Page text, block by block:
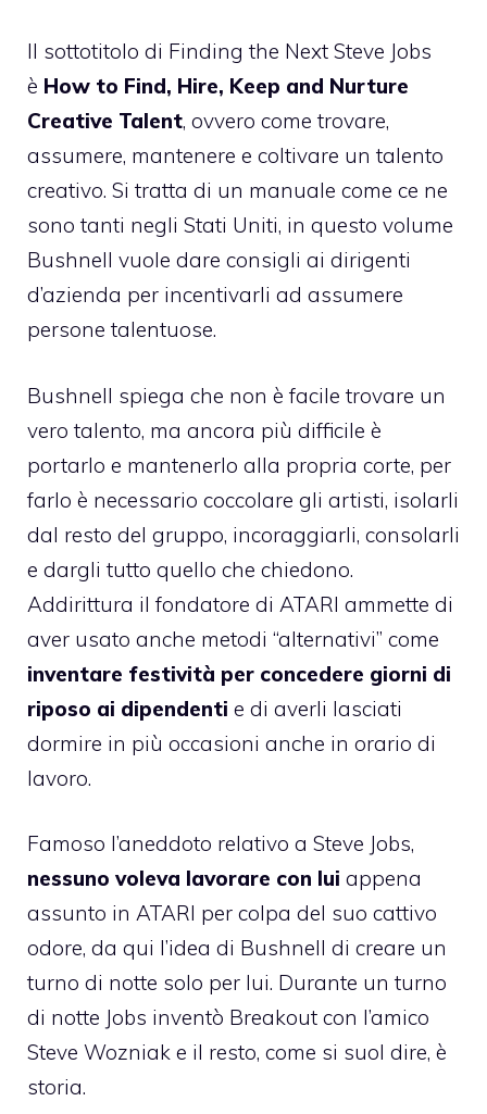
Il sottotitolo di Finding the Next Steve Jobs
è How to Find, Hire, Keep and Nurture
Creative Talent, ovvero come trovare,
assumere, mantenere e coltivare un talento
creativo. Si tratta di un manuale come ce ne
sono tanti negli Stati Uniti, in questo volume
Bushnell vuole dare consigli ai dirigenti
d’azienda per incentivarli ad assumere
persone talentuose.
Bushnell spiega che non è facile trovare un
vero talento, ma ancora più difficile è
portarlo e mantenerlo alla propria corte, per
farlo è necessario coccolare gli artisti, isolarli
dal resto del gruppo, incoraggiarli, consolarli
e dargli tutto quello che chiedono.
Addirittura il fondatore di ATARI ammette di
aver usato anche metodi “alternativi” come
inventare festività per concedere giorni di
riposo ai dipendenti e di averli lasciati
dormire in più occasioni anche in orario di
lavoro.
Famoso l’aneddoto relativo a Steve Jobs,
nessuno voleva lavorare con lui appena
assunto in ATARI per colpa del suo cattivo
odore, da qui l’idea di Bushnell di creare un
turno di notte solo per lui. Durante un turno
di notte Jobs inventò Breakout con l’amico
Steve Wozniak e il resto, come si suol dire, è
storia.